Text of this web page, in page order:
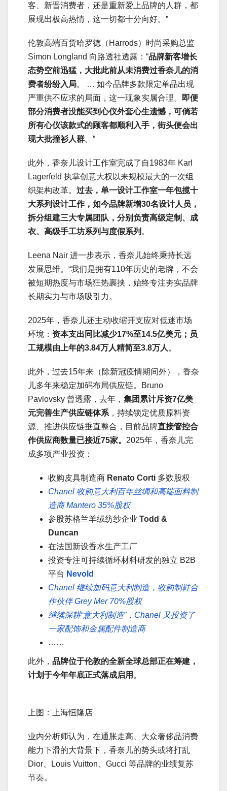
客、新晋消费者，还是重新爱上品牌的人群，都
展现出极高热情，这一切都十分向好。”
伦敦高端百货哈罗德（Harrods）时尚采购总监
Simon Longland 向路透社透露：“品牌新客增长
态势空前迅猛，大批此前从未消费过香奈儿的消
费者纷纷入局。 … 如今品牌多款限定单品出现
严重供不应求的局面，这一现象实属合理。
即便
部分消费者没能买到心仪外套心生遗憾，可倘若
所有心仪该款式的顾客都顺利入手，街头便会出
现大批撞衫人群。”
此外，香奈儿设计工作室完成了自1983年 Karl
Lagerfeld 执掌创意大权以来规模最大的一次组
织架构改革。 过去，单一设计工作室一年包揽十
大系列设计工作，如今品牌新增30名设计人员，
拆分组建三大专属团队，分别负责高级定制、成
衣、高级手工坊系列与度假系列 。
Leena Nair 进一步表示，香奈儿始终秉持长远
发展思维。“我们是拥有110年历史的老牌，不会
被短期热度与市场狂热裹挟，始终专注夯实品牌
长期实力与市场吸引力。
2025年，香奈儿还主动收缩开支应对低迷市场
环境： 资本支出同比减少17%至14.5亿美元；员
工规模由上年的3.84万人精简至3.8万人 。
此外，过去15年来（除新冠疫情期间外），香奈
儿多年来稳定加码布局供应链。Bruno
Pavlovsky 曾透露，去年， 集团累计斥资7亿美
元完善生产供应链体系 ，持续锁定优质原料资
源、推进供应链垂直整合，目前品牌直接管控合
作供应商数量已接近75家。 2025年，香奈儿完
成多项产业投资：
收购皮具制造商 Renato Corti 多数股权
Chanel 收购意大利百年丝绸和高端面料制
造商 Mantero 35%股权
参股苏格兰羊绒纺纱企业 Todd &
Duncan
在法国新设香水生产工厂
投资专注可持续循环材料研发的独立 B2B
平台 Nevold
Chanel 继续加码意大利制造，收购制鞋合
作伙伴 Grey Mer 70%股权
继续深耕“意大利制造”，Chanel 又投资了
一家配饰和金属配件制造商
……
此外， 品牌位于伦敦的全新全球总部正在筹建，
计划于今年年底正式落成启用 。
上图：上海恒隆店
业内分析师认为，在通胀走高、大众奢侈品消费
能力下滑的大背景下，香奈儿的势头或将打乱
Dior、Louis Vuitton、Gucci 等品牌的业绩复苏
节奏。